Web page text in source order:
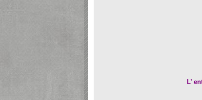
L’